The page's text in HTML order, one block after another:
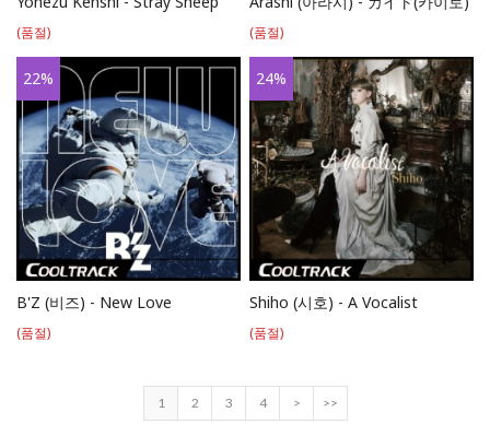
(품절) (품절)
22%
B'Z (비즈) - New Love
(품절)
24%
Shiho (시호) - A Vocalist
(품절)
1 2 3 4 > >>